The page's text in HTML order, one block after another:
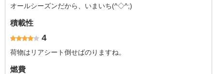
オールシーズンだから、いまいち(^◇^;)
積載性
4
荷物はリアシート倒せばのりますね。
燃費